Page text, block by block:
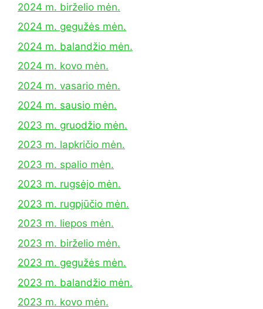
2024 m. birželio mėn.
2024 m. gegužės mėn.
2024 m. balandžio mėn.
2024 m. kovo mėn.
2024 m. vasario mėn.
2024 m. sausio mėn.
2023 m. gruodžio mėn.
2023 m. lapkričio mėn.
2023 m. spalio mėn.
2023 m. rugsėjo mėn.
2023 m. rugpjūčio mėn.
2023 m. liepos mėn.
2023 m. birželio mėn.
2023 m. gegužės mėn.
2023 m. balandžio mėn.
2023 m. kovo mėn.